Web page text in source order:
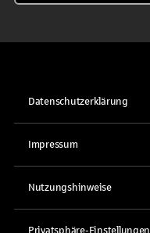
Datenschutzerklärung
Impressum
Nutzungshinweise
Privatsphäre-Einstellungen